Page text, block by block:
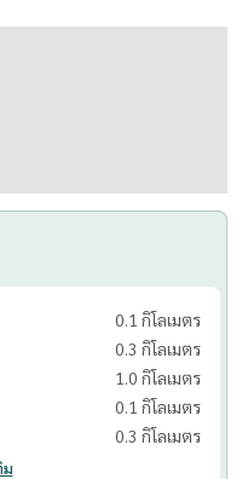
to move in
0.1 กิโลเมตร
0.3 กิโลเมตร
1.0 กิโลเมตร
0.1 กิโลเมตร
0.3 กิโลเมตร
ม